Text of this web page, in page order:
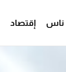
ناس إقتصاد